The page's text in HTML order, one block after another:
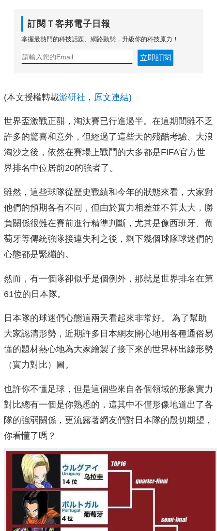
訂閱Ｔ客邦電子日報
掌握最熱門的科技話題、網路動態，升級你的科技原力！
立即訂閱
(本文授權轉載游研社 ， 原文連結)
世界盃激戰正酣，淘汰賽已行進過半。在這期間雖不乏
許多的驚喜和意外，但經過了這些天的殘酷考驗、大浪
淘沙之後，依然在賽場上戰鬥的大多都是FIFA官方世
界排名中位居前20的強者了。
雖然，這些球隊從歷史戰績和今年的狀態來看，大家對
他們的預期各有不同，但由於實力相差並不算太大，勝
負關係很難在賽前進行精準判斷，尤其是像西班牙、葡
萄牙等傳統強隊接連失利之後，剩下幾個球隊球迷們的
心態都是緊繃的。
然而，有一個隊卻似乎是個例外，那就是世界排名在第
61位的日本隊。
日本隊的球迷們心態這兩天看起來非常好。 為了幫助
大家認清形勢，近期許多日本網友開心地用各種通俗易
懂的題材熱心地為大家繪製了接下來的世界杯出線形勢
（實力對比）圖。
也許你不懂足球，但是這個些來自各個領域的形象實力
對比總有一個是你熟悉的，這其中不僅形像地道出了各
隊的強弱關係，更流露著網友們對日本隊的殷切期望，
你看懂了嗎？